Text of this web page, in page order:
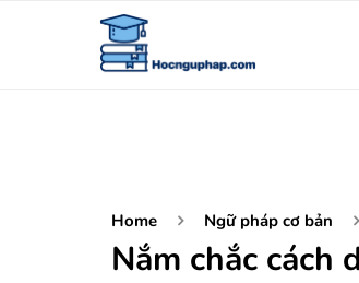
Home Ngữ pháp cơ bản
Nắm chắc